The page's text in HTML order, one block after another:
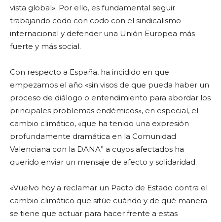
vista global». Por ello, es fundamental seguir
trabajando codo con codo con el sindicalismo
internacional y defender una Unión Europea más
fuerte y más social.
Con respecto a España, ha incidido en que
empezamos el año «sin visos de que pueda haber un
proceso de diálogo o entendimiento para abordar los
principales problemas endémicos», en especial, el
cambio climático, «que ha tenido una expresión
profundamente dramática en la Comunidad
Valenciana con la DANA” a cuyos afectados ha
querido enviar un mensaje de afecto y solidaridad.
«Vuelvo hoy a reclamar un Pacto de Estado contra el
cambio climático que sitúe cuándo y de qué manera
se tiene que actuar para hacer frente a estas